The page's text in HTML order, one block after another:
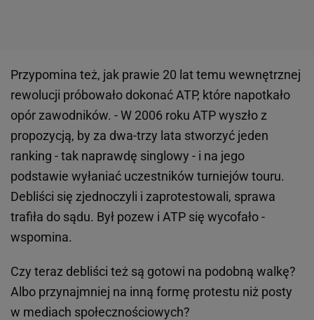
Przypomina też, jak prawie 20 lat temu wewnętrznej
rewolucji próbowało dokonać ATP, które napotkało
opór zawodników. - W 2006 roku ATP wyszło z
propozycją, by za dwa-trzy lata stworzyć jeden
ranking - tak naprawdę singlowy - i na jego
podstawie wyłaniać uczestników turniejów touru.
Debliści się zjednoczyli i zaprotestowali, sprawa
trafiła do sądu. Był pozew i ATP się wycofało -
wspomina.
Czy teraz debliści też są gotowi na podobną walkę?
Albo przynajmniej na inną formę protestu niż posty
w mediach społecznościowych?